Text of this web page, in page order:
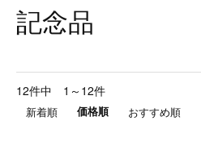
記念品
12件中 1～12件
新着順 価格順 おすすめ順